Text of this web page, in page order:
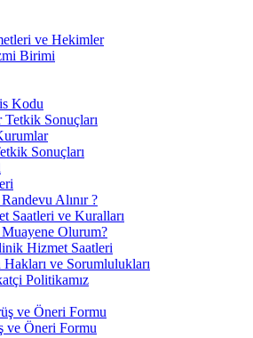
ve Hekimler
Birimi
Kodu
Sonuçları
Sonuçları
Alınır ?
Saatleri ve Kuralları
Muayene Olurum?
Hizmet Saatleri
Hakları ve Sorumlulukları
Politikamız
ve Öneri Formu
ve Öneri Formu